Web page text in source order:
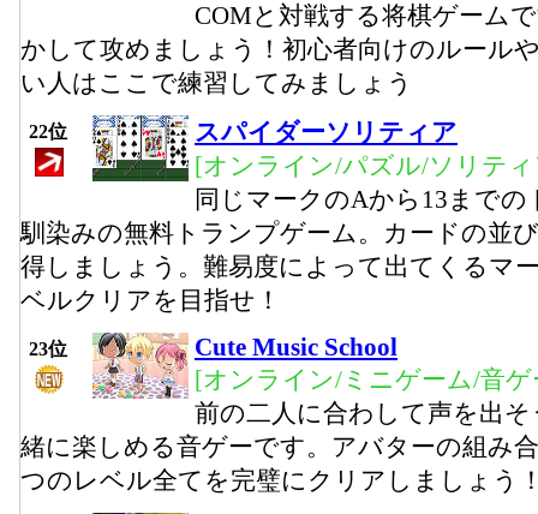
COMと対戦する将棋ゲーム
かして攻めましょう！初心者向けのルール
い人はここで練習してみましょう
22位
スパイダーソリティア
[オンライン/パズル/ソリテ
同じマークのAから13まで
馴染みの無料トランプゲーム。カードの並
得しましょう。難易度によって出てくるマ
ベルクリアを目指せ！
23位
Cute Music School
[オンライン/ミニゲーム/音ゲ
前の二人に合わして声を出
緒に楽しめる音ゲーです。アバターの組み
つのレベル全てを完璧にクリアしましょう